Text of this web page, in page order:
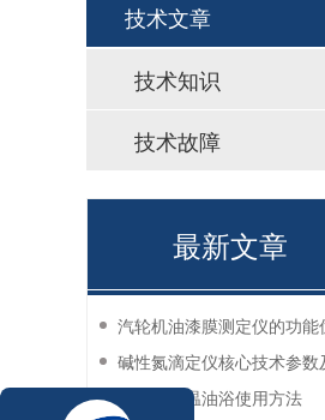
技术文章
技术知识
技术故障
最新文章
实验室恒温油浴使用方法